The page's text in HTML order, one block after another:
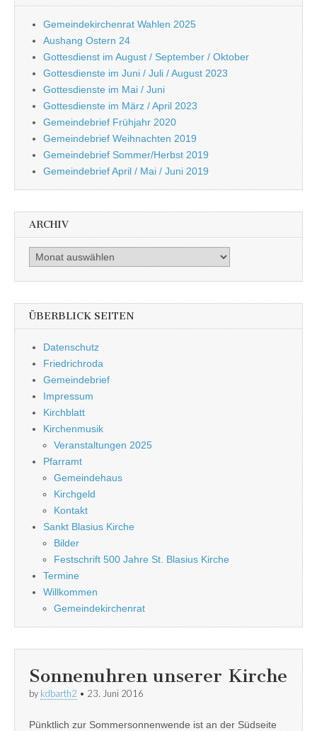
Gemeindekirchenrat Wahlen 2025
Aushang Ostern 24
Gottesdienst im August / September / Oktober
Gottesdienste im Juni / Juli / August 2023
Gottesdienste im Mai / Juni
Gottesdienste im März / April 2023
Gemeindebrief Frühjahr 2020
Gemeindebrief Weihnachten 2019
Gemeindebrief Sommer/Herbst 2019
Gemeindebrief April / Mai / Juni 2019
ARCHIV
Archiv
ÜBERBLICK SEITEN
Datenschutz
Friedrichroda
Gemeindebrief
Impressum
Kirchblatt
Kirchenmusik
Veranstaltungen 2025
Pfarramt
Gemeindehaus
Kirchgeld
Kontakt
Sankt Blasius Kirche
Bilder
Festschrift 500 Jahre St. Blasius Kirche
Termine
Willkommen
Gemeindekirchenrat
Sonnenuhren unserer Kirche
by kdbarth2 • 23. Juni 2016
Pünktlich zur Sommersonnenwende ist an der Südseite